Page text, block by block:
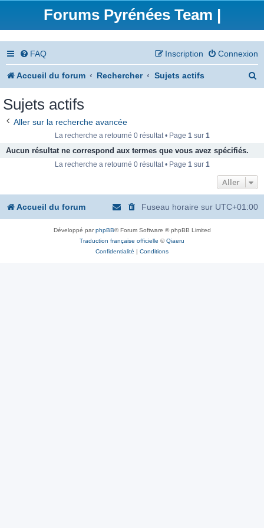
Forums Pyrénées Team |
FAQ Connexion
Inscription
Accueil du forum Rechercher Sujets actifs
e
Sujets actifs
Aller sur la recherche avancée
La recherche a retourné 0 résultat • Page 1sur 1
Aucun résultat ne correspond aux termes que vous avez spécifiés.
La recherche a retourné 0 résultat • Page 1sur 1
Aller
Accueil du forum Fuseau horaire sur UTC+01:00
Développé parphpBB® Forum Software © phpBB Limited
Traduction française officielle ©Qiaeru
Confidentialité | Conditions